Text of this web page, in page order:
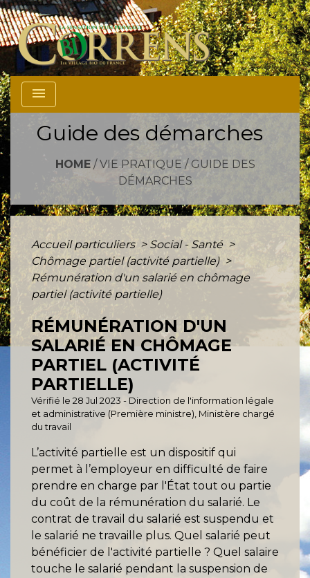
menu
Guide des démarches
HOME/ VIE PRATIQUE / GUIDE DES
DÉMARCHES
Accueil particuliers > Social - Santé >
Chômage partiel (activité partielle) >
Rémunération d'un salarié en chômage
partiel (activité partielle)
RÉMUNÉRATION D'UN
SALARIÉ EN CHÔMAGE
PARTIEL (ACTIVITÉ
PARTIELLE)
Vérifié le 28 Jul 2023 - Direction de l'information légale
et administrative (Première ministre), Ministère chargé
du travail
L’activité partielle est un dispositif qui
permet à l’employeur en difficulté de faire
prendre en charge par l'État tout ou partie
du coût de la rémunération du salarié. Le
contrat de travail du salarié est suspendu et
le salarié ne travaille plus. Quel salarié peut
bénéficier de l'activité partielle ? Quel salaire
touche le salarié pendant la suspension de